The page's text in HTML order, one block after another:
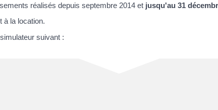
réalisés depuis septembre 2014 et jusqu'au 31
à la location.
suivant :